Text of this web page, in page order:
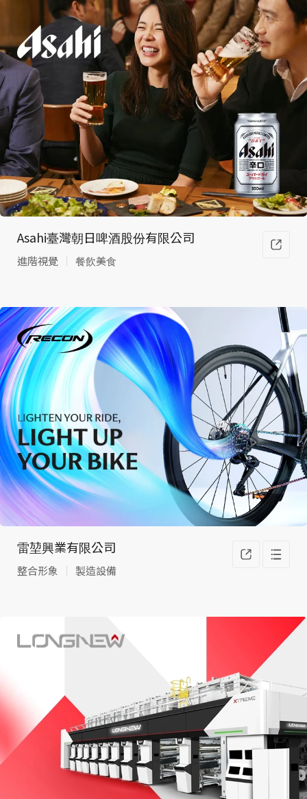
Asahi臺灣朝日啤酒股份有限公司
進階視覺 餐飲美食
雷堃興業有限公司
整合形象 製造設備